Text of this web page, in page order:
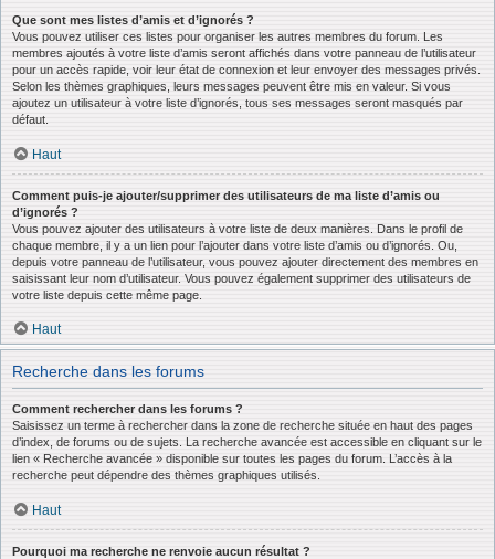
Que sont mes listes d’amis et d’ignorés ?
Vous pouvez utiliser ces listes pour organiser les autres membres du forum. Les
membres ajoutés à votre liste d’amis seront affichés dans votre panneau de l’utilisateur
pour un accès rapide, voir leur état de connexion et leur envoyer des messages privés.
Selon les thèmes graphiques, leurs messages peuvent être mis en valeur. Si vous
ajoutez un utilisateur à votre liste d’ignorés, tous ses messages seront masqués par
défaut.
Haut
Comment puis-je ajouter/supprimer des utilisateurs de ma liste d’amis ou
d’ignorés ?
Vous pouvez ajouter des utilisateurs à votre liste de deux manières. Dans le profil de
chaque membre, il y a un lien pour l’ajouter dans votre liste d’amis ou d’ignorés. Ou,
depuis votre panneau de l’utilisateur, vous pouvez ajouter directement des membres en
saisissant leur nom d’utilisateur. Vous pouvez également supprimer des utilisateurs de
votre liste depuis cette même page.
Haut
Recherche dans les forums
Comment rechercher dans les forums ?
Saisissez un terme à rechercher dans la zone de recherche située en haut des pages
d’index, de forums ou de sujets. La recherche avancée est accessible en cliquant sur le
lien « Recherche avancée » disponible sur toutes les pages du forum. L’accès à la
recherche peut dépendre des thèmes graphiques utilisés.
Haut
Pourquoi ma recherche ne renvoie aucun résultat ?